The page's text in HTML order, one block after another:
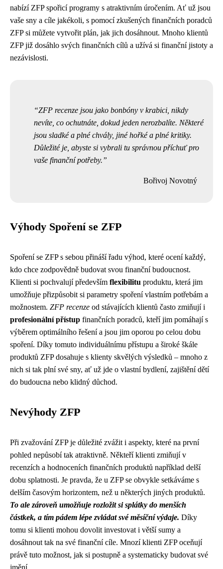
nabízí ZFP spořicí programy s atraktivním úročením. Ať už jsou
vaše sny a cíle jakékoli, s pomocí zkušených finančních poradců
ZFP si můžete vytvořit plán, jak jich dosáhnout. Mnoho klientů
ZFP již dosáhlo svých finančních cílů a užívá si finanční jistoty a
nezávislosti.
ZFP recenze jsou jako bonbóny v krabici, nikdy
nevíte, co ochutnáte, dokud jeden nerozbalíte. Některé
jsou sladké a plné chvály, jiné hořké a plné kritiky.
Důležité je, abyste si vybrali tu správnou příchuť pro
vaše finanční potřeby.
Bořivoj Novotný
Výhody Spoření se ZFP
Spoření se ZFP s sebou přináší řadu výhod, které ocení každý,
kdo chce zodpovědně budovat svou finanční budoucnost.
Klienti si pochvalují především flexibilitu produktu, která jim
umožňuje přizpůsobit si parametry spoření vlastním potřebám a
možnostem. ZFP recenze od stávajících klientů často zmiňují i
profesionální přístup finančních poradců, kteří jim pomáhají s
výběrem optimálního řešení a jsou jim oporou po celou dobu
spoření. Díky tomuto individuálnímu přístupu a široké škále
produktů ZFP dosahuje s klienty skvělých výsledků – mnoho z
nich si tak plní své sny, ať už jde o vlastní bydlení, zajištění dětí
do budoucna nebo klidný důchod.
Nevýhody ZFP
Při zvažování ZFP je důležité zvážit i aspekty, které na první
pohled nepůsobí tak atraktivně. Někteří klienti zmiňují v
recenzích a hodnoceních finančních produktů například delší
dobu splatnosti. Je pravda, že u ZFP se obvykle setkáváme s
delším časovým horizontem, než u některých jiných produktů.
To ale zároveň umožňuje rozložit si splátky do menších
částkek, a tím pádem lépe zvládat své měsíční výdaje. Díky
tomu si klienti mohou dovolit investovat i větší sumy a
dosáhnout tak na své finanční cíle. Mnozí klienti ZFP oceňují
právě tuto možnost, jak si postupně a systematicky budovat své
jmění.